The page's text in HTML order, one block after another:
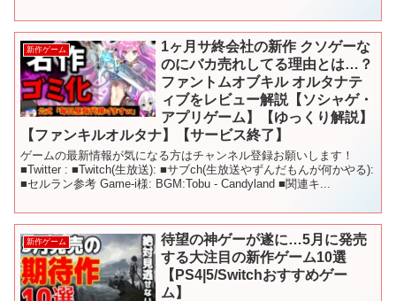
新作ゲーム
1ヶ月サ終会社の新作 クソゲーな
のにバカ売れしてる理由とは…？
ファントムオブキル オルタナテ
ィブをレビュー解説【ソシャゲ・
アプリゲーム】【ゆっくり解説】
【ファンキルオルタナ】【サービス終了】
ゲームの最新情報が気になる方はチャンネル登録お願いします！
■Twitter : ■Twitch(生放送): ■サブch(生放送やずんだもんが何かやる):
■セルラン参考 Game-i様: BGM:Tobu - Candyland ■関連キ...
新作ゲーム
待望の神ゲーが遂に…5月に発売
する大注目の新作ゲーム10選
【PS4|5/Switchおすすめゲー
ム】